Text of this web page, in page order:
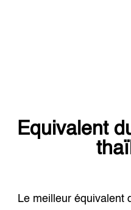
Equivalent
Le meilleur équivalent